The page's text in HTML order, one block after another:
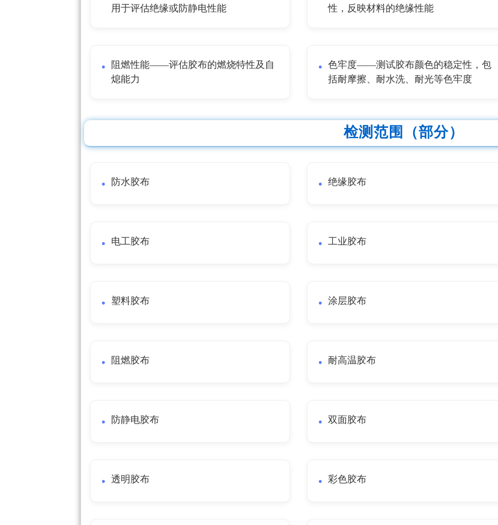
用于评估绝缘或防静电性能
性，反映材料的绝缘性能
阻燃性能——评估胶布的燃烧特性及自
熄能力
色牢度——测试胶布颜色的稳定性，包
括耐摩擦、耐水洗、耐光等色牢度
检测范围（部分）
防水胶布 绝缘胶布
电工胶布 工业胶布
塑料胶布 涂层胶布
阻燃胶布 耐高温胶布
防静电胶布 双面胶布
透明胶布 彩色胶布